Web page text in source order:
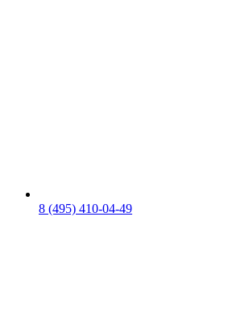
8 (495) 410-04-49